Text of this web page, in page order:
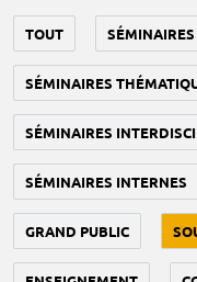
TOUT
SÉMINAIRES
SÉMINAIRES
SÉMINAIRES INTERNES
GRAND PUBLIC